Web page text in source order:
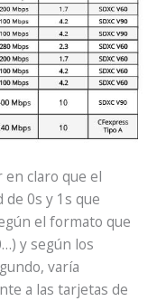
en claro que el
0s y 1s que
el formato que
y según los
varía
a las tarjetas de